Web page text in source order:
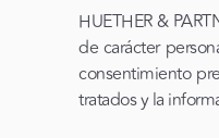
HUETHER &
de carácter
consentimiento
tratados y la